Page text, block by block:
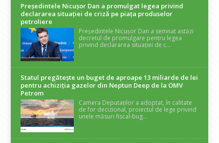
Președintele Nicuşor Dan a promulgat legea privind
declararea situaţiei de criză pe piaţa produselor
petroliere
Președintele Nicușor Dan a semnat astăzi
decretul de promulgare pentru legea
privind declararea situației de c...
Statul pregătește un buget de aproape 13 miliarde de lei
pentru achiziția gazelor din Neptun Deep de la OMV
Petrom
Camera Deputaților a adoptat, în calitate
de for decizional, proiectul de lege privind
unele măsuri fiscal-bug...